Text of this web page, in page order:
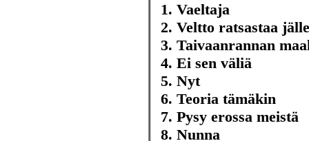
1. Vaeltaja
2. Veltto ratsastaa
3. Taivaanrannan
4. Ei sen väliä
5. Nyt
6. Teoria tämäkin
7. Pysy erossa meistä
8. Nunna